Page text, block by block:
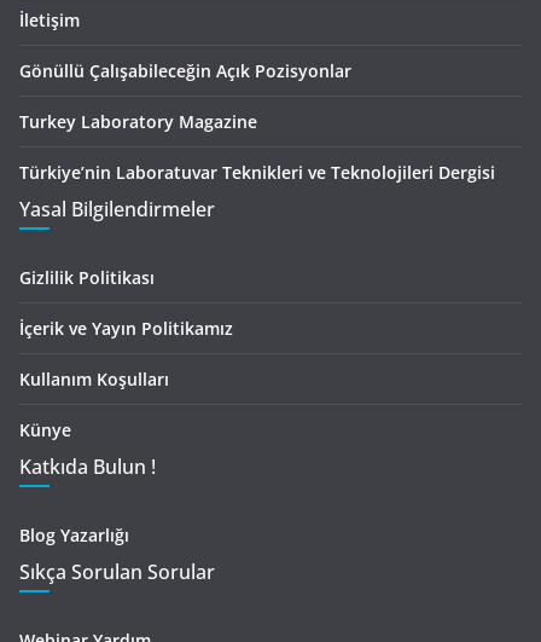
İletişim
Gönüllü Çalışabileceğin Açık Pozisyonlar
Turkey Laboratory Magazine
Türkiye’nin Laboratuvar Teknikleri ve Teknolojileri Dergisi
Yasal Bilgilendirmeler
Gizlilik Politikası
İçerik ve Yayın Politikamız
Kullanım Koşulları
Künye
Katkıda Bulun !
Blog Yazarlığı
Sıkça Sorulan Sorular